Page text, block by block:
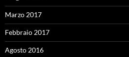
Marzo 2017
Febbraio 2017
Agosto 2016